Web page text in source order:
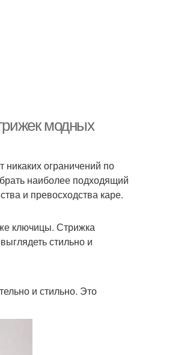
модных
ограничений по
наиболее подходящий
и превосходства каре.
ключицы. Стрижка
стильно и
и стильно. Это